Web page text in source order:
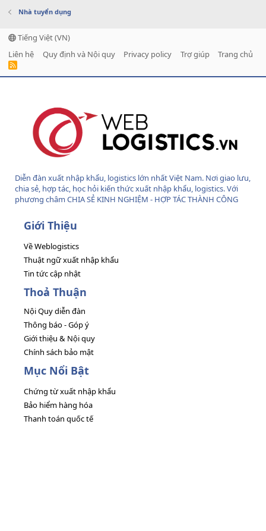
Nhà tuyển dụng
Tiếng Việt (VN)
Liên hệ
Quy định và Nội quy Privacy policy Trợ giúp Trang chủ
R
Diễn đàn xuất nhập khẩu, logistics lớn nhất Việt Nam. Nơi giao lưu,
chia sẻ, hợp tác, học hỏi kiến thức xuất nhập khẩu, logistics. Với
phương châm CHIA SẺ KINH NGHIỆM - HỢP TÁC THÀNH CÔNG
Giới Thiệu
Về Weblogistics
Thuật ngữ xuất nhập khẩu
Tin tức cập nhật
Thoả Thuận
Nội Quy diễn đàn
Thông báo - Góp ý
Giới thiệu & Nội quy
Chính sách bảo mật
Mục Nổi Bật
Chứng từ xuất nhập khẩu
Bảo hiểm hàng hóa
Thanh toán quốc tế